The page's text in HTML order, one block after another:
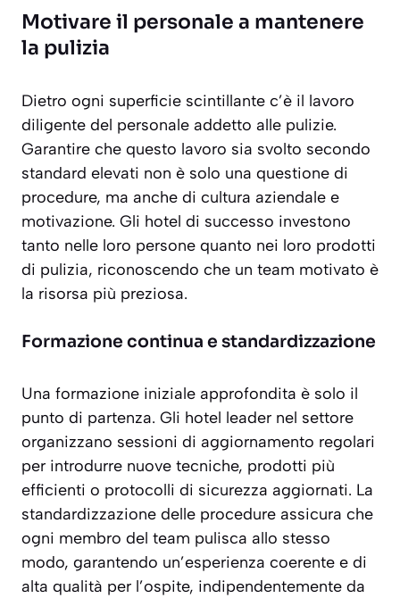
Motivare il personale a mantenere
la pulizia
Dietro ogni superficie scintillante c’è il lavoro
diligente del personale addetto alle pulizie.
Garantire che questo lavoro sia svolto secondo
standard elevati non è solo una questione di
procedure, ma anche di cultura aziendale e
motivazione. Gli hotel di successo investono
tanto nelle loro persone quanto nei loro prodotti
di pulizia, riconoscendo che un team motivato è
la risorsa più preziosa.
Formazione continua e standardizzazione
Una formazione iniziale approfondita è solo il
punto di partenza. Gli hotel leader nel settore
organizzano sessioni di aggiornamento regolari
per introdurre nuove tecniche, prodotti più
efficienti o protocolli di sicurezza aggiornati. La
standardizzazione delle procedure assicura che
ogni membro del team pulisca allo stesso
modo, garantendo un’esperienza coerente e di
alta qualità per l’ospite, indipendentemente da